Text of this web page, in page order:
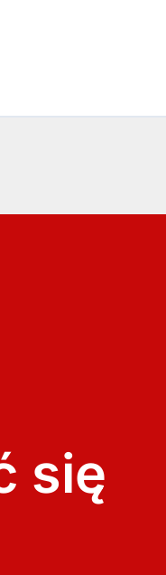
się